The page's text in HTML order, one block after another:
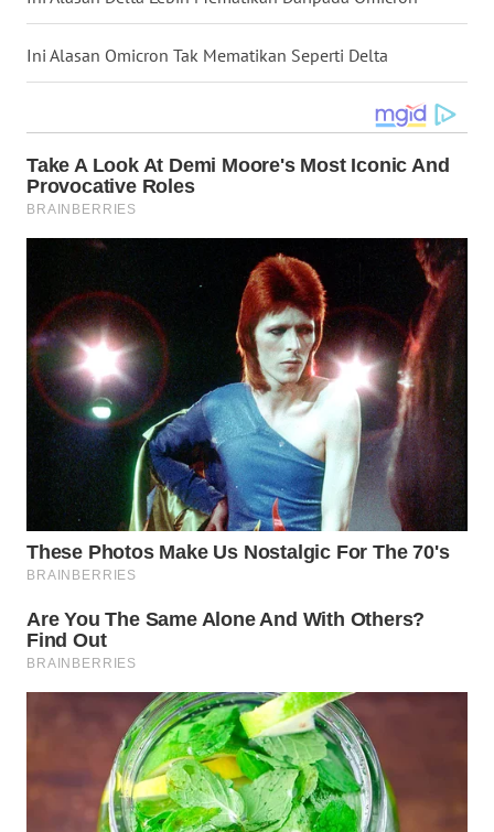
Ini Alasan Omicron Tak Mematikan Seperti Delta
WN
NUSANTARA
JOGJA
WN
JATIM
BALI
WN
KALBAR
WN
KALTENG
WN
KALSEL
SULSEL